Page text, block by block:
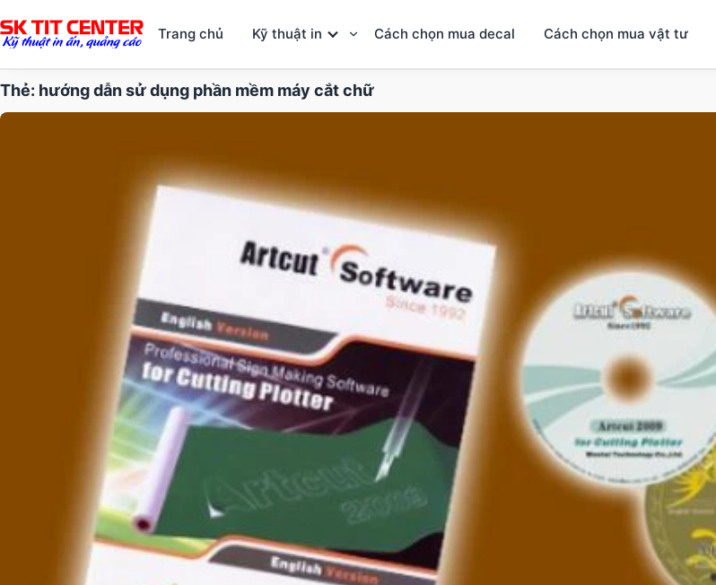
Trang chủ Kỹ thuật in Cách chọn mua decal Cách chọn mua vật tư
Thẻ: hướng dẫn sử dụng phần mềm máy cắt chữ